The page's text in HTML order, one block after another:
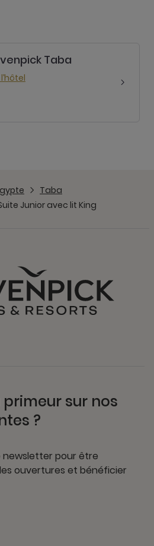
Taba
Taba
Junior avec lit King
primeur sur nos
?
pour être
ouvertures et bénéficier